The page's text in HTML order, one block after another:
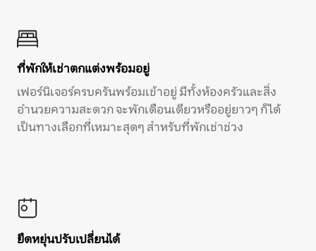
ที่พักให้เช่าตกแต่งพร้อมอยู่
เฟอร์นิเจอร์ครบครันพร้อมเข้าอยู่ มีทั้งห้องครัวและสิ่ง
อำนวยความสะดวก จะพักเดือนเดียวหรืออยู่ยาวๆ ก็ได้
เป็นทางเลือกที่เหมาะสุดๆ สำหรับที่พักเช่าช่วง
ยืดหยุ่นปรับเปลี่ยนได้